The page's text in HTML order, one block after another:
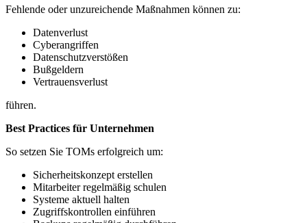
Fehlende oder unzureichende Maßnahmen können zu:
Datenverlust
Cyberangriffen
Datenschutzverstößen
Bußgeldern
Vertrauensverlust
führen.
Best Practices für Unternehmen
So setzen Sie TOMs erfolgreich um:
Sicherheitskonzept erstellen
Mitarbeiter regelmäßig schulen
Systeme aktuell halten
Zugriffskontrollen einführen